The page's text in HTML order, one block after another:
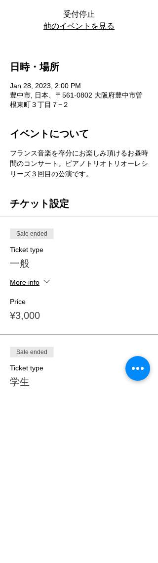
受付停止
他のイベントを見る
日時・場所
Jan 28, 2023, 2:00 PM
豊中市, 日本、〒561-0802 大阪府豊中市曽
根東町３丁目７−２
イベントについて
フランス音楽を存分にお楽しみ頂けるお昼時
間のコンサート。ピアノトリオトリオーレシ
リーズ３回目の公演です。
チケット設定
Sale ended
Ticket type
一般
More info
Price
¥3,000
Sale ended
Ticket type
学生